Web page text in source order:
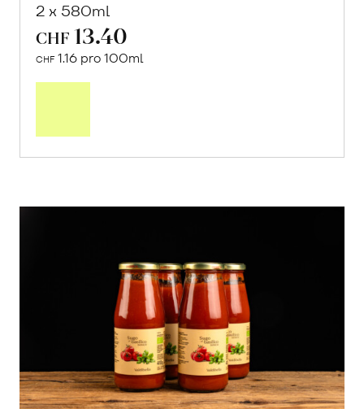
2 x 580ml
CHF 13.40
CHF 1.16 pro 100ml